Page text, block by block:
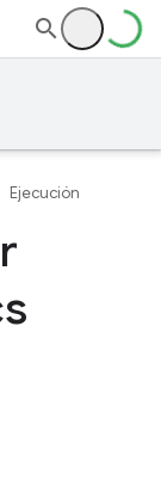
Ejecución